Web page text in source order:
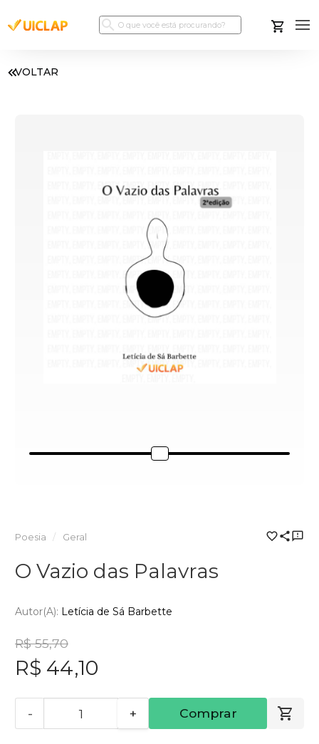
VOLTAR
Poesia Geral
O Vazio das Palavras
Autor(a): Letícia de Sá Barbette
R$ 55,70
R$ 44,10
- + Comprar